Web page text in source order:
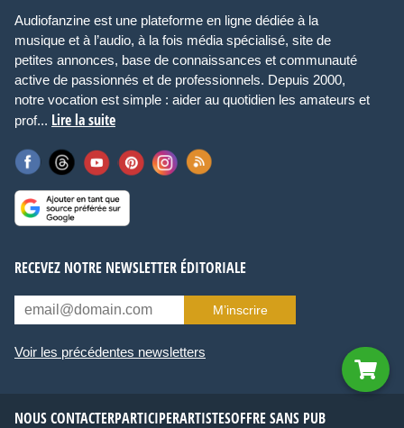
Audiofanzine est une plateforme en ligne dédiée à la
musique et à l’audio, à la fois média spécialisé, site de
petites annonces, base de connaissances et communauté
active de passionnés et de professionnels. Depuis 2000,
notre vocation est simple : aider au quotidien les amateurs et
prof... Lire la suite
RECEVEZ NOTRE NEWSLETTER ÉDITORIALE
M’inscrire
Voir les précédentes newsletters
NOUS CONTACTERPARTICIPERARTISTESOFFRE SANS PUB